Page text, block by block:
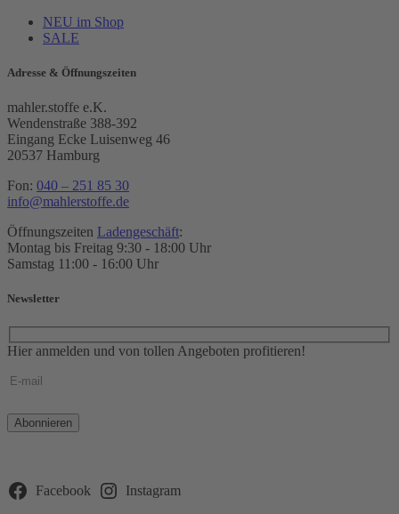
NEU im Shop
SALE
Adresse & Öffnungszeiten
mahler.stoffe e.K.
Wendenstraße 388-392
Eingang Ecke Luisenweg 46
20537 Hamburg
Fon: 040 – 251 85 30
info@mahlerstoffe.de
Öffnungszeiten Ladengeschäft:
Montag bis Freitag 9:30 - 18:00 Uhr
Samstag 11:00 - 16:00 Uhr
Newsletter
Hier anmelden und von tollen Angeboten profitieren!
Bitte
lasse
leer.
Facebook Instagram